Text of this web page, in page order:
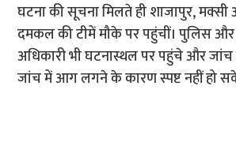
घटना की सूचना मिलते ही शाजापुर, मक्सी
दमकल की टीमें मौके पर पहुंचीं। पुलिस और
अधिकारी भी घटनास्थल पर पहुंचे और
जांच में आग लगने के कारण स्पष्ट नहीं हो